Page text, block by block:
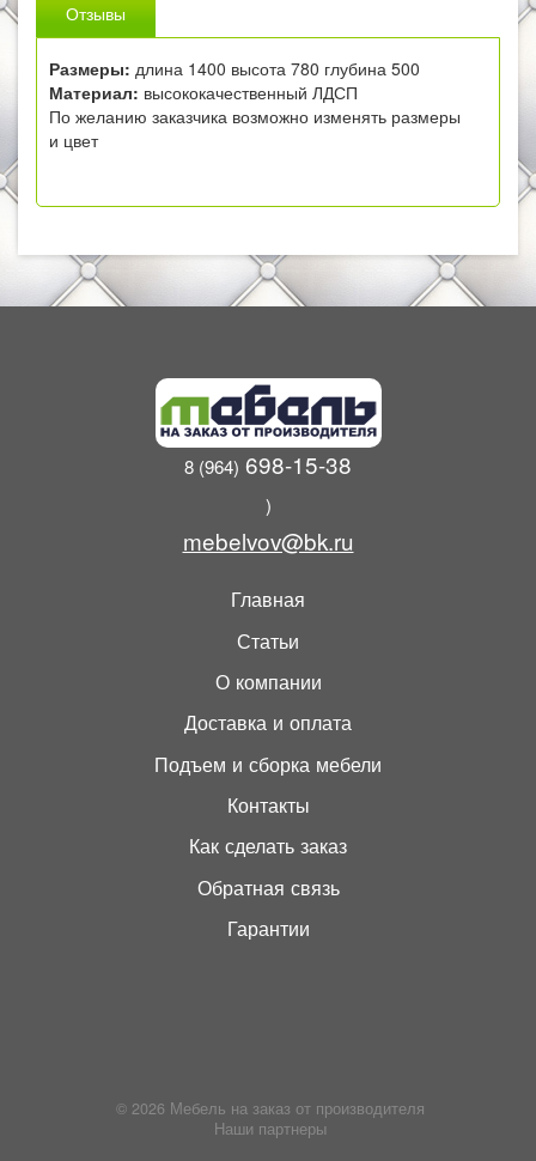
Отзывы
Размеры: длина 1400 высота 780 глубина 500
Материал: высококачественный ЛДСП
По желанию заказчика возможно изменять размеры
и цвет
8 (964) 698-15-38
)
mebelvov@bk.ru
Главная
Статьи
О компании
Доставка и оплата
Подъем и сборка мебели
Контакты
Как сделать заказ
Обратная связь
Гарантии
© 2026 Мебель на заказ от производителя
Наши партнеры